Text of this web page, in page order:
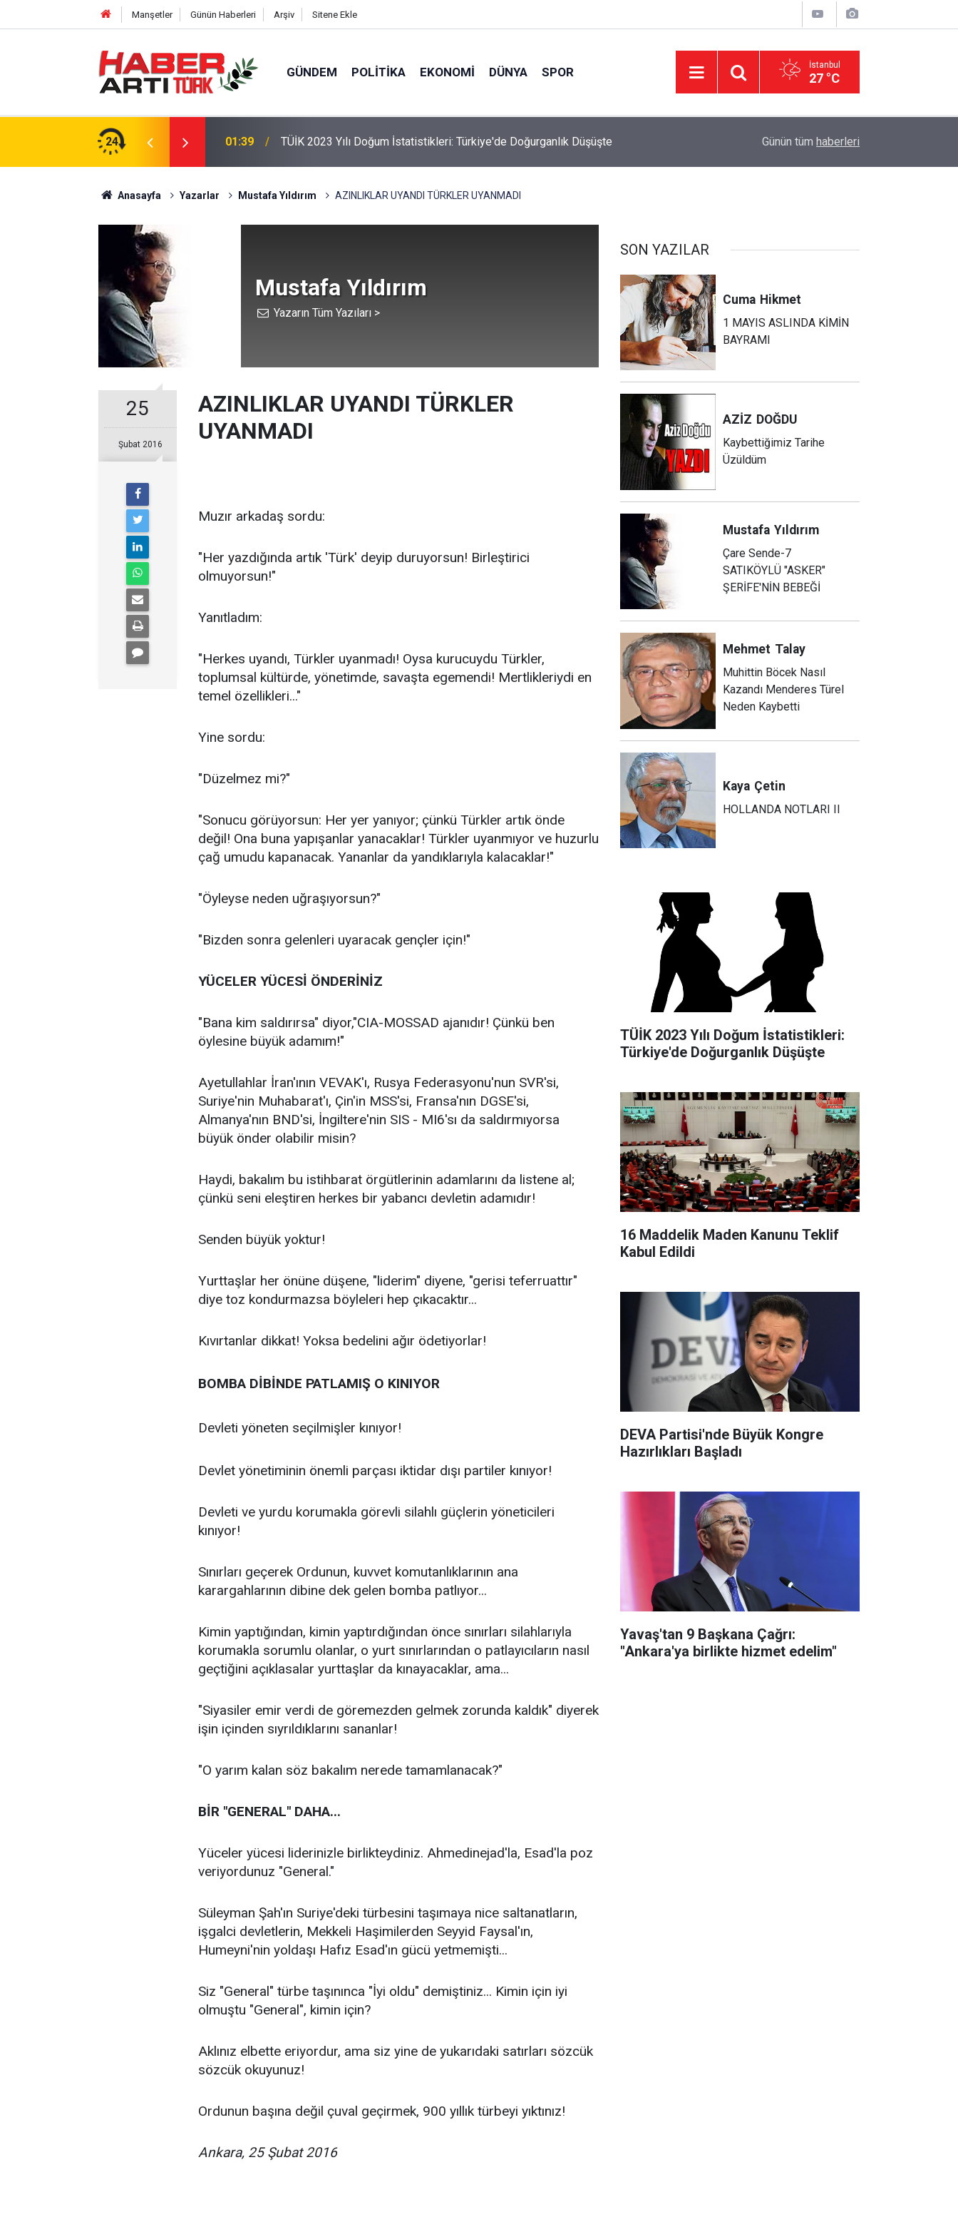
Manşetler Günün Haberleri Arşiv Sitene Ekle
GÜNDEM POLITIKA EKONOMI DÜNYA SPOR İstanbul
27 °C
24 22:47 16 Maddelik Maden Kanunu Teklif Kabul Edildi DEVA Partisi'nde Büyük Kongre Hazırlıkları
Günün tüm haberleri
Anasayfa Yazarlar Mustafa Yıldırım AZINLIKLAR UYANDI TÜRKLER UYANMADI
Mustafa Yıldırım
Yazarın Tüm Yazıları >
25
Şubat 2016
AZINLIKLAR UYANDI TÜRKLER
UYANMADI
Muzır arkadaş sordu:
"Her yazdığında artık 'Türk' deyip duruyorsun! Birleştirici
olmuyorsun!"
Yanıtladım:
"Herkes uyandı, Türkler uyanmadı! Oysa kurucuydu Türkler,
toplumsal kültürde, yönetimde, savaşta egemendi! Mertlikleriydi en
temel özellikleri..."
Yine sordu:
"Düzelmez mi?"
"Sonucu görüyorsun: Her yer yanıyor; çünkü Türkler artık önde
değil! Ona buna yapışanlar yanacaklar! Türkler uyanmıyor ve huzurlu
çağ umudu kapanacak. Yananlar da yandıklarıyla kalacaklar!"
"Öyleyse neden uğraşıyorsun?"
"Bizden sonra gelenleri uyaracak gençler için!"
YÜCELER YÜCESİ ÖNDERİNİZ
"Bana kim saldırırsa" diyor,"CIA-MOSSAD ajanıdır! Çünkü ben
öylesine büyük adamım!"
Ayetullahlar İran'ının VEVAK'ı, Rusya Federasyonu'nun SVR'si,
Suriye'nin Muhabarat'ı, Çin'in MSS'si, Fransa'nın DGSE'si,
Almanya'nın BND'si, İngiltere'nin SIS - MI6'sı da saldırmıyorsa
büyük önder olabilir misin?
Haydi, bakalım bu istihbarat örgütlerinin adamlarını da listene al;
çünkü seni eleştiren herkes bir yabancı devletin adamıdır!
Senden büyük yoktur!
Yurttaşlar her önüne düşene, "liderim" diyene, "gerisi teferruattır"
diye toz kondurmazsa böyleleri hep çıkacaktır...
Kıvırtanlar dikkat! Yoksa bedelini ağır ödetiyorlar!
BOMBA DİBİNDE PATLAMIŞ O KINIYOR
Devleti yöneten seçilmişler kınıyor!
Devlet yönetiminin önemli parçası iktidar dışı partiler kınıyor!
Devleti ve yurdu korumakla görevli silahlı güçlerin yöneticileri
kınıyor!
Sınırları geçerek Ordunun, kuvvet komutanlıklarının ana
karargahlarının dibine dek gelen bomba patlıyor...
Kimin yaptığından, kimin yaptırdığından önce sınırları silahlarıyla
korumakla sorumlu olanlar, o yurt sınırlarından o patlayıcıların nasıl
geçtiğini açıklasalar yurttaşlar da kınayacaklar, ama...
"Siyasiler emir verdi de göremezden gelmek zorunda kaldık" diyerek
işin içinden sıyrıldıklarını sananlar!
"O yarım kalan söz bakalım nerede tamamlanacak?"
BİR "GENERAL" DAHA...
Yüceler yücesi liderinizle birlikteydiniz. Ahmedinejad'la, Esad'la poz
veriyordunuz "General."
Süleyman Şah'ın Suriye'deki türbesini taşımaya nice saltanatların,
işgalci devletlerin, Mekkeli Haşimilerden Seyyid Faysal'ın,
Humeyni'nin yoldaşı Hafız Esad'ın gücü yetmemişti...
Siz "General" türbe taşınınca "İyi oldu" demiştiniz... Kimin için iyi
olmuştu "General", kimin için?
Aklınız elbette eriyordur, ama siz yine de yukarıdaki satırları sözcük
sözcük okuyunuz!
Ordunun başına değil çuval geçirmek, 900 yıllık türbeyi yıktınız!
Ankara, 25 Şubat 2016
SON YAZILAR
Cuma Hikmet
1 MAYIS ASLINDA KİMİN
BAYRAMI
AZİZ DOĞDU
Kaybettiğimiz Tarihe
Üzüldüm
Mustafa Yıldırım
Çare Sende-7
SATIKÖYLÜ "ASKER"
ŞERİFE'NİN BEBEĞİ
Mehmet Talay
Muhittin Böcek Nasıl
Kazandı Menderes Türel
Neden Kaybetti
Kaya Çetin
HOLLANDA NOTLARI II
TÜİK 2023 Yılı Doğum İstatistikleri:
Türkiye'de Doğurganlık Düşüşte
16 Maddelik Maden Kanunu Teklif
Kabul Edildi
DEVA Partisi'nde Büyük Kongre
Hazırlıkları Başladı
Yavaş'tan 9 Başkana Çağrı:
"Ankara'ya birlikte hizmet edelim"